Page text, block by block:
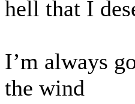
hell that I
I’m always
the wind